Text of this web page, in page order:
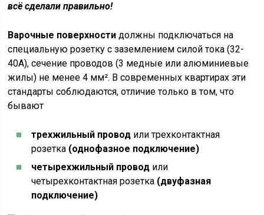
всё сделали правильно!
Варочные поверхности должны подключаться на
специальную розетку с заземлением силой тока (32-
40А), сечение проводов (3 медные или алюминиевые
жилы) не менее 4 мм². В современных квартирах эти
стандарты соблюдаются, отличие только в том, что
бывают
трехжильный провод или трехконтактная
розетка (однофазное подключение)
четырехжильный провод или
четырехконтактная розетка (двуфазная
подключение)